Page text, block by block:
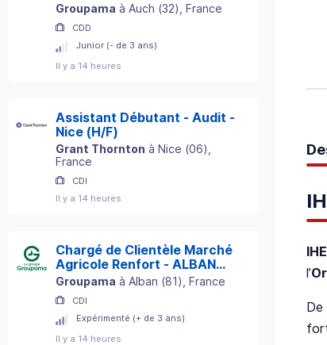
Groupama à Auch (32) , France
CDD
Junior (- de 3 ans)
Il y a 14 heures
Assistant Débutant - Audit -
Nice (H/F)
Grant Thornton à Nice (06)
France
CDI
Il y a 14 heures
Chargé de Clientèle Marché
Agricole Renfort - ALBAN
(81) H/F
Groupama à Alban (81) , France
CDI
Expérimenté (+ de 3 ans)
Il y a 14 heures
l’
De